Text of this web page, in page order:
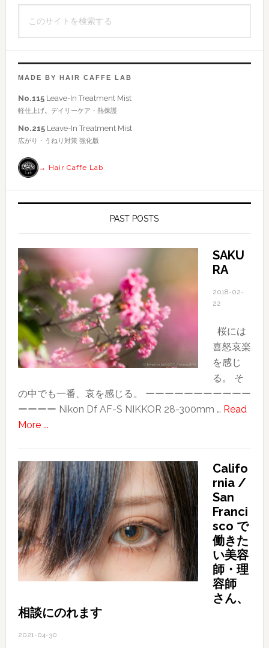
バ
ー
ト
検
す
MADE BY HAIR CAFFE LAB
No.115Leave-In Treatment Mist
軽仕上げ。デイリーケア・熱保護
No.215Leave-In Treatment Mist
広がり・うねり対策 強化版
→ Hair Caffe Lab
PAST POSTS
SAKU
RA
2018-02-
22
桜には
喜怒哀楽
を感じ
る。 そ
の中でも一番、哀を感じる。 ーーーーーーーーーーー
ーーーー Nikon Df AF-S NIKKOR 28-300mm … Read
More ...about
Califo
rnia /
San
Franci
sco で
働きた
い美容
師・理
容師
さん、
相談にのれます
2021-04-30